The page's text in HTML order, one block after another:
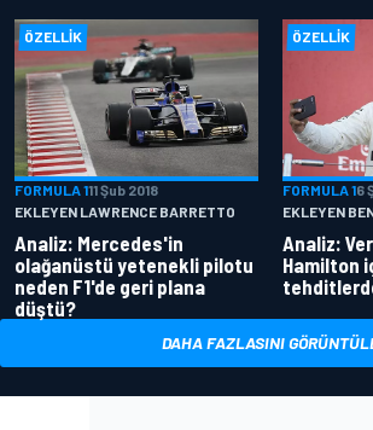
ÖZELLIK
FORMULA 111 Şub 2018
EKLEYEN LAWRENCE BARRETTO
Analiz: Mercedes'in
olağanüstü yetenekli pilotu
neden F1'de geri plana
düştü?
ÖZELLIK
FORMULA 16
EKLEYEN
Analiz:
Hamilton
DAHA FAZLASINI